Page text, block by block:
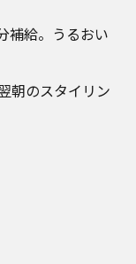
補給。うるおい
朝のスタイリン